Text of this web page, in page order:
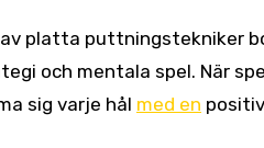
platta puttningstekniker
och mentala spel. När
sig varje hål med en